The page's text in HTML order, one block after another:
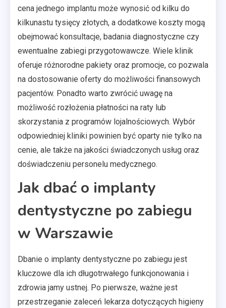
cena jednego implantu może wynosić od kilku do
kilkunastu tysięcy złotych, a dodatkowe koszty mogą
obejmować konsultacje, badania diagnostyczne czy
ewentualne zabiegi przygotowawcze. Wiele klinik
oferuje różnorodne pakiety oraz promocje, co pozwala
na dostosowanie oferty do możliwości finansowych
pacjentów. Ponadto warto zwrócić uwagę na
możliwość rozłożenia płatności na raty lub
skorzystania z programów lojalnościowych. Wybór
odpowiedniej kliniki powinien być oparty nie tylko na
cenie, ale także na jakości świadczonych usług oraz
doświadczeniu personelu medycznego.
Jak dbać o implanty
dentystyczne po zabiegu
w Warszawie
Dbanie o implanty dentystyczne po zabiegu jest
kluczowe dla ich długotrwałego funkcjonowania i
zdrowia jamy ustnej. Po pierwsze, ważne jest
przestrzeganie zaleceń lekarza dotyczących higieny